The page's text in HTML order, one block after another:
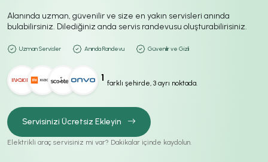
Alanında uzman, güvenilir ve size en yakın servisleri anında
bulabilirsiniz. Dilediğiniz anda servis randevusu oluşturabilirisiniz.
Uzman Servisler Anında Randevu Güvenilir ve Gizli
1 farklı şehirde, 3 ayrı noktada.
Servisinizi Ücretsiz Ekleyin
Elektrikli araç servisiniz mi var? Dakikalar içinde kaydolun.